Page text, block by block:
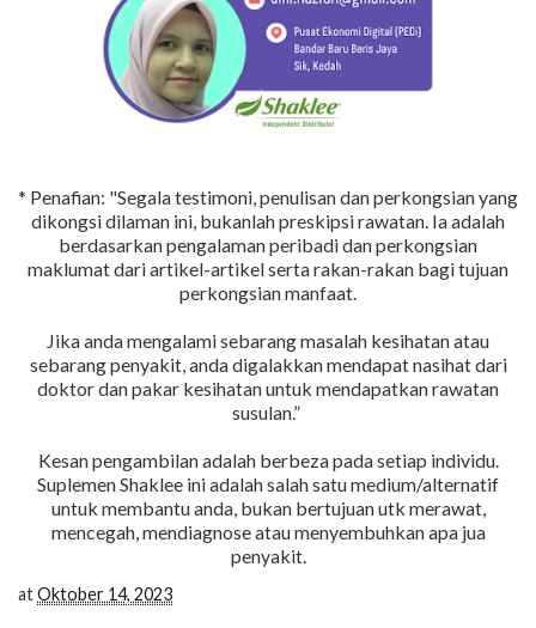
* Penafian: "Segala testimoni, penulisan dan perkongsian yang
dikongsi dilaman ini, bukanlah preskipsi rawatan. Ia adalah
berdasarkan pengalaman peribadi dan perkongsian
maklumat dari artikel-artikel serta rakan-rakan bagi tujuan
perkongsian manfaat.
Jika anda mengalami sebarang masalah kesihatan atau
sebarang penyakit, anda digalakkan mendapat nasihat dari
doktor dan pakar kesihatan untuk mendapatkan rawatan
susulan.”
Kesan pengambilan adalah berbeza pada setiap individu.
Suplemen Shaklee ini adalah salah satu medium/alternatif
untuk membantu anda, bukan bertujuan utk merawat,
mencegah, mendiagnose atau menyembuhkan apa jua
penyakit.
atOktober 14, 2023